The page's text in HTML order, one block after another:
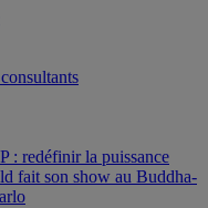
: redéfinir la puissance
fait son show au Buddha-